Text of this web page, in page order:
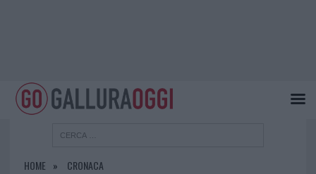
HOME CRONACA